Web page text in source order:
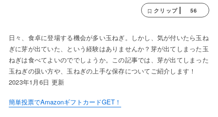
クリップ 56
日々、食卓に登場する機会が多い玉ねぎ。しかし、気が付いたら玉ね
ぎに芽が出ていた、という経験はありませんか？芽が出てしまった玉
ねぎは食べてよいのででしょうか。この記事では、芽が出てしまった
玉ねぎの扱い方や、玉ねぎの上手な保存についてご紹介します！
2023年1月6日 更新
簡単投票でAmazonギフトカードGET！